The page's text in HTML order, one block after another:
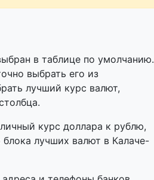
в таблице по умолчанию.
выбрать его из
лучший курс валют,
курс доллара к рублю,
лучших валют в Калаче-